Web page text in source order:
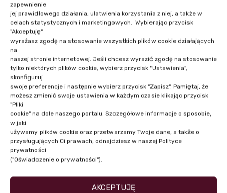
zapewnienie
jej prawidłowego działania, ułatwienia korzystania z niej, a także w
celach statystycznych i marketingowych. Wybierając przycisk
"Akceptuję"
wyrażasz zgodę na stosowanie wszystkich plików cookie działających
na
naszej stronie internetowej. Jeśli chcesz wyrazić zgodę na stosowanie
tylko niektórych plików cookie, wybierz przycisk "Ustawienia",
skonfiguruj
swoje preferencje i następnie wybierz przycisk "Zapisz". Pamiętaj, że
możesz zmienić swoje ustawienia w każdym czasie klikając przycisk
"Pliki
cookie" na dole naszego portalu. Szczegółowe informacje o sposobie,
w jaki
używamy plików cookie oraz przetwarzamy Twoje dane, a także o
przysługujących Ci prawach, odnajdziesz w naszej Polityce
prywatności
("Oświadczenie o prywatności").
AKCEPTUJĘ
budowania silnych zespołów, dlatego
wielokrotnie inicjował i wdrażał
zmiany struktur oraz powoływał do
działania nowe jednostki, zwiększając
efektywność na poziomie
kompetencji i zasobów.
NASI PRELEGENCI